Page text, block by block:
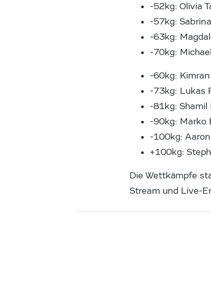
-52kg: Olivia
-57kg:
-63kg:
-70kg:
-60kg:
-73kg: Lukas
-81kg: Shamil
-90kg: Marko
-100kg:
+100kg:
Die Wettkämpfe
Stream und Live-